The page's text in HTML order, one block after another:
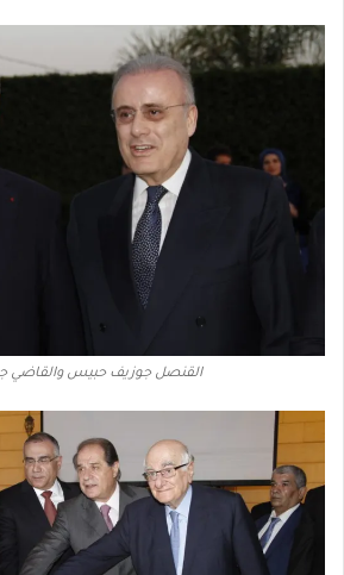
القنصل جوزيف حبيس والقاضي